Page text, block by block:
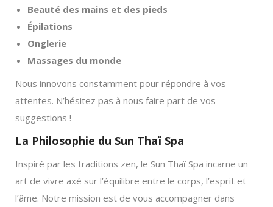
Beauté des mains et des pieds
Épilations
Onglerie
Massages du monde
Nous innovons constamment pour répondre à vos
attentes. N’hésitez pas à nous faire part de vos
suggestions !
La Philosophie du Sun Thaï Spa
Inspiré par les traditions zen, le Sun Thaï Spa incarne un
art de vivre axé sur l’équilibre entre le corps, l’esprit et
l’âme. Notre mission est de vous accompagner dans